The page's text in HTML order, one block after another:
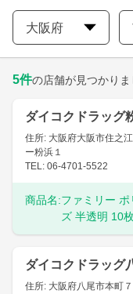
大阪府
5件の店舗が見つかりま
ダイコクドラッグ
住所: 大阪府大阪市住之
ー粉浜１
TEL: 06-4701-5522
商品名:ファミリー
ズ 半透明 10
ダイコクドラッグ
住所: 大阪府八尾市本町